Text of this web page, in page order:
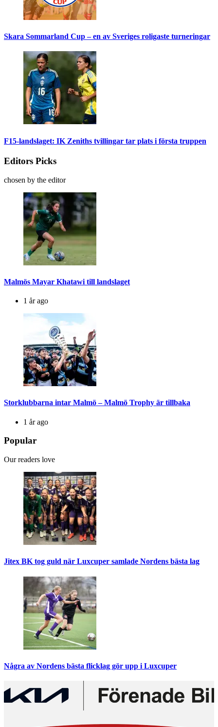
Skara Sommarland Cup – en av Sveriges roligaste turneringar
F15-landslaget: IK Zeniths tvillingar tar plats i första truppen
Editors Picks
chosen by the editor
Malmös Mayar Khatawi till landslaget
1 år ago
Storklubbarna intar Malmö – Malmö Trophy är tillbaka
1 år ago
Popular
Our readers love
Jitex BK tog guld när Luxcuper samlade Nordens bästa lag
Några av Nordens bästa flicklag gör upp i Luxcuper